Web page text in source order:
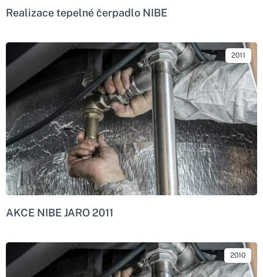
Realizace tepelné čerpadlo NIBE
AKCE NIBE JARO 2011
2011
2010